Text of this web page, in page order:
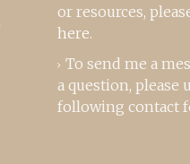
or resources,
here.
To send me a
a question, please
following contact